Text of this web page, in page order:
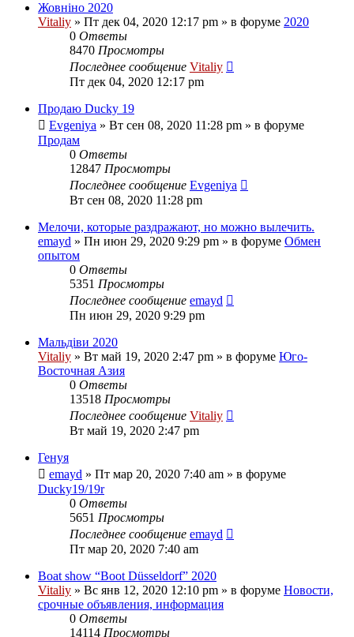
Жовніно 2020
Vitaliy » Пт дек 04, 2020 12:17 pm » в форуме 2020
0 Ответы
8470 Просмотры
Последнее сообщение Vitaliy
Пт дек 04, 2020 12:17 pm
Продаю Ducky 19
Evgeniya » Вт сен 08, 2020 11:28 pm » в форуме
Продам
0 Ответы
12847 Просмотры
Последнее сообщение Evgeniya
Вт сен 08, 2020 11:28 pm
Мелочи, которые раздражают, но можно вылечить.
emayd » Пн июн 29, 2020 9:29 pm » в форуме Обмен
опытом
0 Ответы
5351 Просмотры
Последнее сообщение emayd
Пн июн 29, 2020 9:29 pm
Мальдіви 2020
Vitaliy » Вт май 19, 2020 2:47 pm » в форуме Юго-
Восточная Азия
0 Ответы
13518 Просмотры
Последнее сообщение Vitaliy
Вт май 19, 2020 2:47 pm
Генуя
emayd » Пт мар 20, 2020 7:40 am » в форуме
Ducky19/19r
0 Ответы
5651 Просмотры
Последнее сообщение emayd
Пт мар 20, 2020 7:40 am
Boat show “Boot Düsseldorf” 2020
Vitaliy » Вс янв 12, 2020 12:10 pm » в форуме Новости,
срочные объявления, информация
0 Ответы
14114 Просмотры